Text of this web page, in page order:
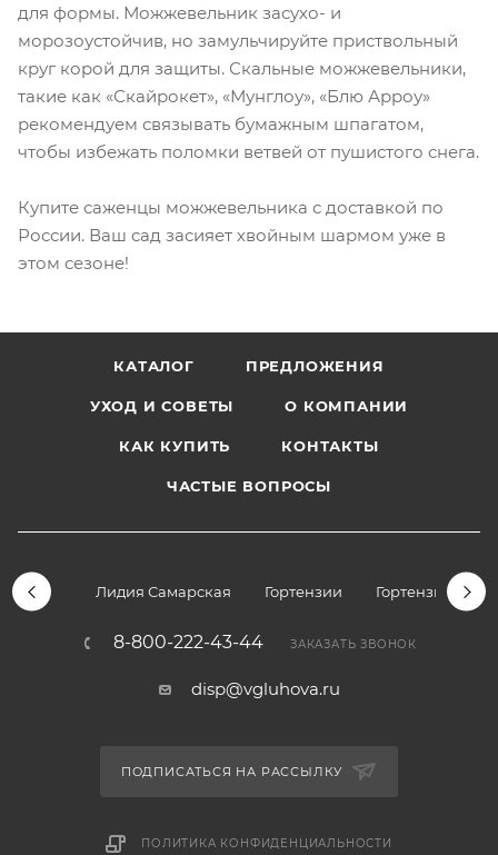
для формы. Можжевельник засухо- и
морозоустойчив, но замульчируйте приствольный
круг корой для защиты. Скальные можжевельники,
такие как «Скайрокет», «Мунглоу», «Блю Арроу»
рекомендуем связывать бумажным шпагатом,
чтобы избежать поломки ветвей от пушистого снега.
Купите саженцы можжевельника с доставкой по
России. Ваш сад засияет хвойным шармом уже в
этом сезоне!
КАТАЛОГ ПРЕДЛОЖЕНИЯ
УХОД И СОВЕТЫ О КОМПАНИИ
КАК КУПИТЬ КОНТАКТЫ
ЧАСТЫЕ ВОПРОСЫ
Лидия Самарская Гортензии Гортензии
8-800-222-43-44 ЗАКАЗАТЬ ЗВОНОК
disp@vgluhova.ru
ПОДПИСАТЬСЯ НА РАССЫЛКУ
ПОЛИТИКА КОНФИДЕНЦИАЛЬНОСТИ